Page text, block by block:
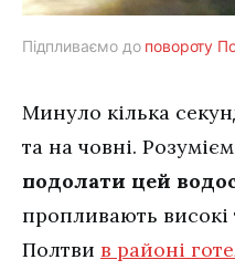
Підпливаємо до повороту
Минуло кілька
та на човні.
подолати цей
пропливають
Полтви в районі